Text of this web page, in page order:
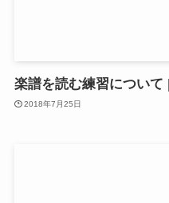
楽譜を読む練習につい
2018年7月25日